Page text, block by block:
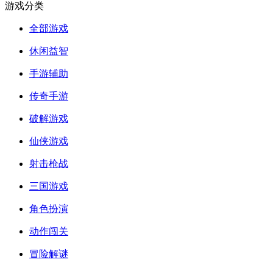
游戏分类
全部游戏
休闲益智
手游辅助
传奇手游
破解游戏
仙侠游戏
射击枪战
三国游戏
角色扮演
动作闯关
冒险解谜